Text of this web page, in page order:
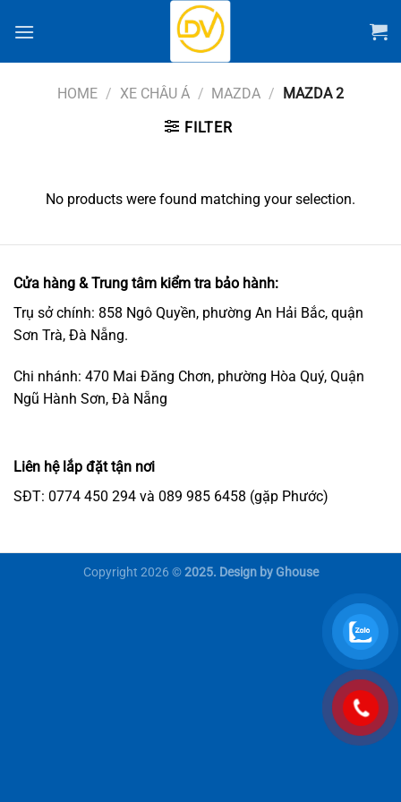
đến
HOME / XE CHÂU Á / MAZDA /
MAZDA 2
FILTER
No products were found matching your selection.
Cửa hàng & Trung tâm kiểm tra bảo hành:
Trụ sở chính: 858 Ngô Quyền, phường An Hải Bắc, quận
Sơn Trà, Đà Nẵng.
Chi nhánh: 470 Mai Đăng Chơn, phường Hòa Quý, Quận
Ngũ Hành Sơn, Đà Nẵng
Liên hệ lắp đặt tận nơi
SĐT: 0774 450 294 và 089 985 6458 (gặp Phước)
Copyright 2026 ©2025. Design by Ghouse